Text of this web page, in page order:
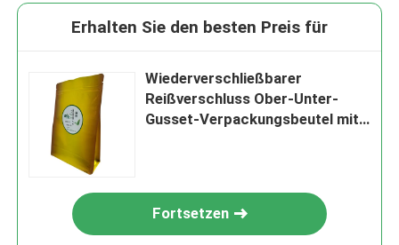
Erhalten Sie den besten Preis für
Wiederverschließbarer
Reißverschluss Ober-Unter-
Gusset-Verpackungsbeutel mit
Fortsetzen